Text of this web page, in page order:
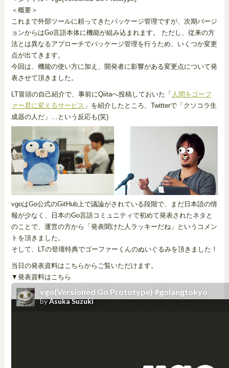
＜概要＞
これまで外部ツールに頼ってきたパッケージ管理ですが、次期バージ
ョンからはGo言語本体に機能が組み込まれます。 ただし、従来の方
法とは異なるアプローチでパッケージ管理を行うため、いくつか変更
点が出てきます。
今回は、機能の使い方に加え、開発者に影響がある変更点について発
表させて頂きました。
LT冒頭の自己紹介で、事前にQiitaへ投稿しておいた「 人間をゴーフ
ァー君に変えるサービス 」を紹介したところ、Twitterで「クソコラ生
成器の人だ」…という反応も(笑)
vgoはGo公式のGitHub上で議論がされている段階で、まだ日本語の情
報が少なく、日本のGo言語コミュニティで初めて発表されたネタと
のことで、運営の方から「発表聞けた人ラッキーだね」というコメン
トを頂きました。
そして、LTの登壇特典でゴーファーくんのぬいぐるみを頂きました！
当日の発表資料はこちらからご覧いただけます。
▼発表資料はこちら